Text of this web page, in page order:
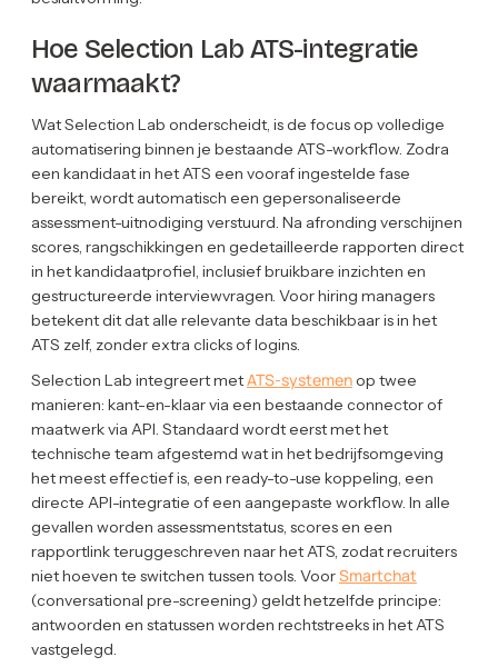
Hoe Selection Lab ATS-integratie
waarmaakt?
Wat Selection Lab onderscheidt, is de focus op volledige
automatisering binnen je bestaande ATS-workflow. Zodra
een kandidaat in het ATS een vooraf ingestelde fase
bereikt, wordt automatisch een gepersonaliseerde
assessment-uitnodiging verstuurd. Na afronding verschijnen
scores, rangschikkingen en gedetailleerde rapporten direct
in het kandidaatprofiel, inclusief bruikbare inzichten en
gestructureerde interviewvragen. Voor hiring managers
betekent dit dat alle relevante data beschikbaar is in het
ATS zelf, zonder extra clicks of logins.
Selection Lab integreert metATS-systemenop twee
manieren: kant-en-klaar via een bestaande connector of
maatwerk via API. Standaard wordt eerst met het
technische team afgestemd wat in het bedrijfsomgeving
het meest effectief is, een ready-to-use koppeling, een
directe API-integratie of een aangepaste workflow. In alle
gevallen worden assessmentstatus, scores en een
rapportlink teruggeschreven naar het ATS, zodat recruiters
niet hoeven te switchen tussen tools. VoorSmartchat
(conversational pre-screening) geldt hetzelfde principe:
antwoorden en statussen worden rechtstreeks in het ATS
vastgelegd.